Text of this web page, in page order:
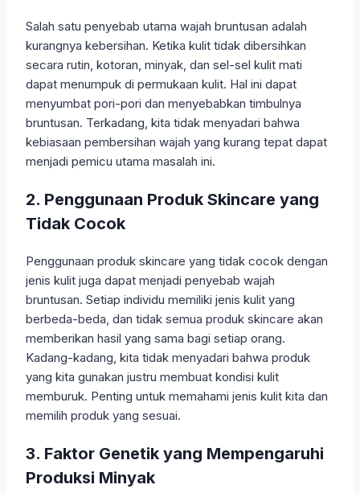
Salah satu penyebab utama wajah bruntusan adalah
kurangnya kebersihan. Ketika kulit tidak dibersihkan
secara rutin, kotoran, minyak, dan sel-sel kulit mati
dapat menumpuk di permukaan kulit. Hal ini dapat
menyumbat pori-pori dan menyebabkan timbulnya
bruntusan. Terkadang, kita tidak menyadari bahwa
kebiasaan pembersihan wajah yang kurang tepat dapat
menjadi pemicu utama masalah ini.
2. Penggunaan Produk Skincare yang
Tidak Cocok
Penggunaan produk skincare yang tidak cocok dengan
jenis kulit juga dapat menjadi penyebab wajah
bruntusan. Setiap individu memiliki jenis kulit yang
berbeda-beda, dan tidak semua produk skincare akan
memberikan hasil yang sama bagi setiap orang.
Kadang-kadang, kita tidak menyadari bahwa produk
yang kita gunakan justru membuat kondisi kulit
memburuk. Penting untuk memahami jenis kulit kita dan
memilih produk yang sesuai.
3. Faktor Genetik yang Mempengaruhi
Produksi Minyak